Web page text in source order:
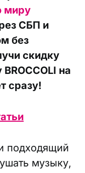
миру
СБП и
без
скидку
на
сразу!
подходящий
музыку,